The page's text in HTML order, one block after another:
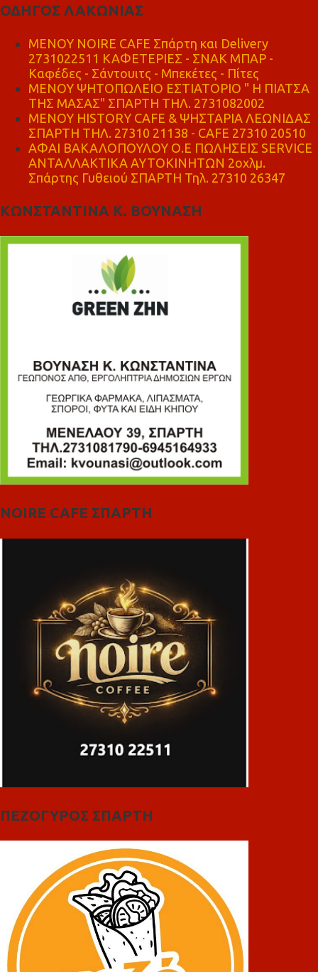
ΟΔΗΓΟΣ ΛΑΚΩΝΙΑΣ
MENOY NOIRE CAFE Σπάρτη και Delivery
2731022511 ΚΑΦΕΤΕΡΙΕΣ - ΣΝΑΚ ΜΠΑΡ -
Καφέδες - Σάντουιτς - Μπεκέτες - Πίτες
ΜΕΝΟΥ ΨΗΤΟΠΩΛΕΙΟ ΕΣΤΙΑΤΟΡΙΟ " Η ΠΙΑΤΣΑ
ΤΗΣ ΜΑΣΑΣ" ΣΠΑΡΤΗ ΤΗΛ. 2731082002
ΜΕΝΟΥ HISTORY CAFE & ΨΗΣΤΑΡΙΑ ΛΕΩΝΙΔΑΣ
ΣΠΑΡΤΗ ΤΗΛ. 27310 21138 - CAFE 27310 20510
ΑΦΑΙ ΒΑΚΑΛΟΠΟΥΛΟΥ Ο.Ε ΠΩΛΗΣΕΙΣ SERVICE
ΑΝΤΑΛΛΑΚΤΙΚΑ ΑΥΤΟΚΙΝΗΤΩΝ 2οχλμ.
Σπάρτης Γυθειού ΣΠΑΡΤΗ Τηλ. 27310 26347
ΚΩΝΣΤΑΝΤΙΝΑ Κ. ΒΟΥΝΑΣΗ
NOIRE CAFE ΣΠΑΡΤΗ
ΠΕΖΟΓΥΡΟΣ ΣΠΑΡΤΗ